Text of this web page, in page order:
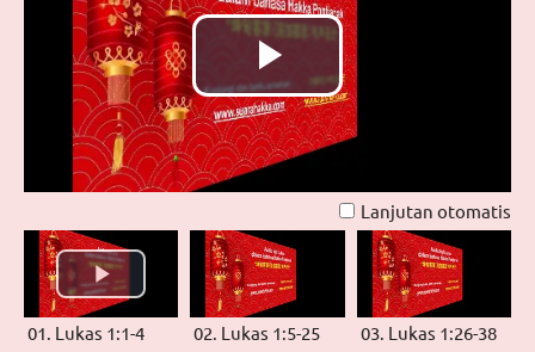
Putar
Video
Lanjutan otomatis
01. Lukas 1:1-4 02. Lukas 1:5-25 03. Lukas 1:26-38